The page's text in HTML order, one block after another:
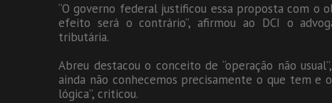
“O governo federal justificou essa proposta com o
efeito será o contrário”, afirmou ao DCI o
tributária.
Abreu destacou o conceito de “operação não
ainda não conhecemos precisamente o que tem e
lógica”, criticou.